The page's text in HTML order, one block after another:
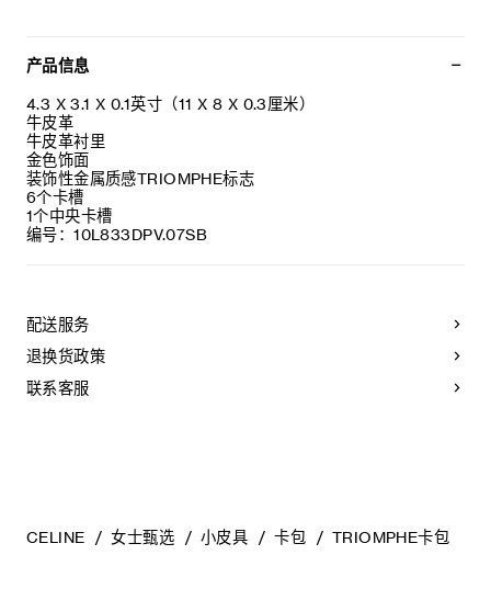
产品信息
4.3 X 3.1 X 0.1英寸（11 X 8 X 0.3厘米）
牛皮革
牛皮革衬里
金色饰面
装饰性金属质感TRIOMPHE标志
6个卡槽
1个中央卡槽
编号：10L833DPV.07SB
配送服务
退换货政策
联系客服
CELINE 女士甄选 小皮具 卡包 TRIOMPHE卡包